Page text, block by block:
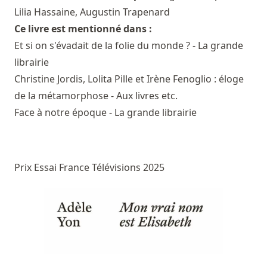
Lilia Hassaine, Augustin Trapenard
Ce livre est mentionné dans :
Et si on s'évadait de la folie du monde ? - La grande
librairie
Christine Jordis, Lolita Pille et Irène Fenoglio : éloge
de la métamorphose - Aux livres etc.
Face à notre époque - La grande librairie
Prix Essai France Télévisions 2025